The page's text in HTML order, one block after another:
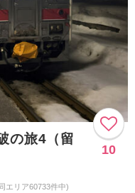
の旅4（留
10
エリア60733件中)